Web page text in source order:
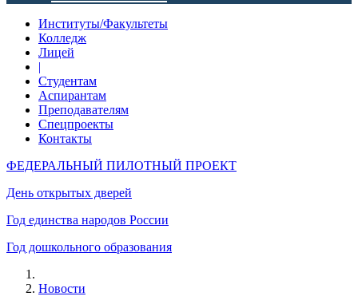
Институты/Факультеты
Колледж
Лицей
|
Студентам
Аспирантам
Преподавателям
Спецпроекты
Контакты
ФЕДЕРАЛЬНЫЙ ПИЛОТНЫЙ ПРОЕКТ
День открытых дверей
Год единства народов России
Год дошкольного образования
Новости